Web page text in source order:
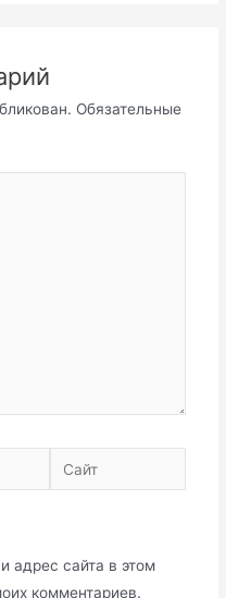
Обязательные
Сайт
адрес сайта в этом
комментариев.